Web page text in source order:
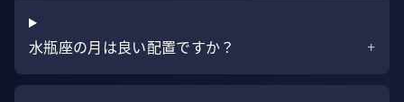
水瓶座の月は良い配置ですか？ +